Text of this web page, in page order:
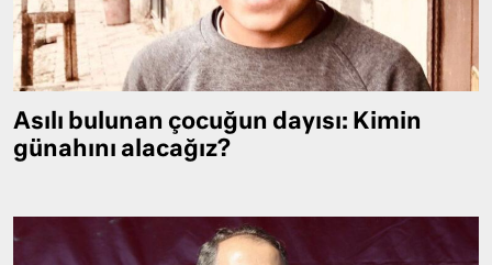
Asılı bulunan çocuğun dayısı: Kimin
günahını alacağız?